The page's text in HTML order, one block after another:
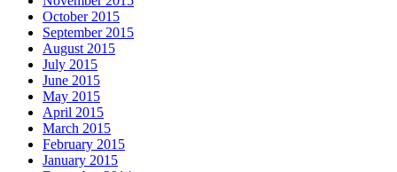
October 2015
September 2015
August 2015
July 2015
June 2015
May 2015
April 2015
March 2015
February 2015
January 2015